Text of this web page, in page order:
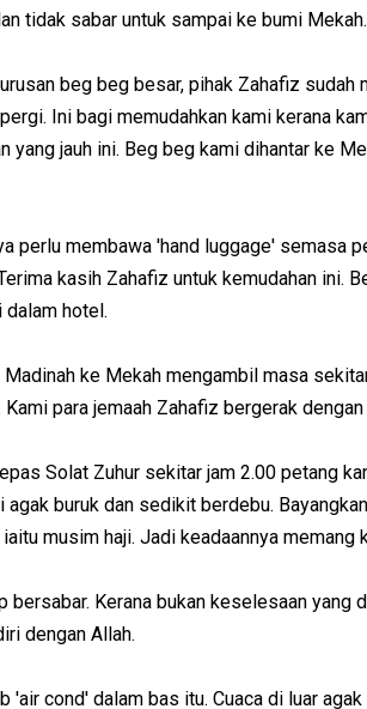
tidak sabar untuk sampai ke bumi Mekah.
beg beg besar, pihak Zahafiz
Ini bagi memudahkan kami kerana
yang jauh ini. Beg beg kami dihantar ke
perlu membawa 'hand luggage' semasa
kasih Zahafiz untuk kemudahan ini.
hotel.
Madinah ke Mekah mengambil masa
para jemaah Zahafiz bergerak
Solat Zuhur sekitar jam 2.00 petang
agak buruk dan sedikit berdebu.
musim haji. Jadi keadaannya memang
bersabar. Kerana bukan keselesaan yang
dengan Allah.
'air cond' dalam bas itu. Cuaca di luar